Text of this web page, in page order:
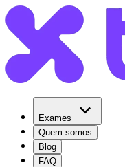
Exames
Quem somos
Blog
FAQ